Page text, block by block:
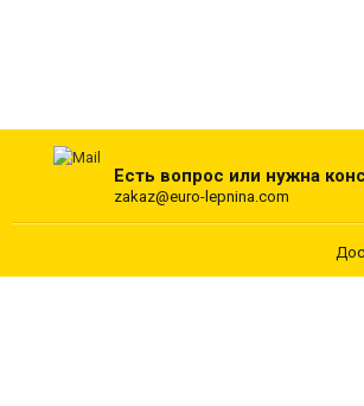
Есть вопрос или нужна
zakaz@euro-lepnina.com